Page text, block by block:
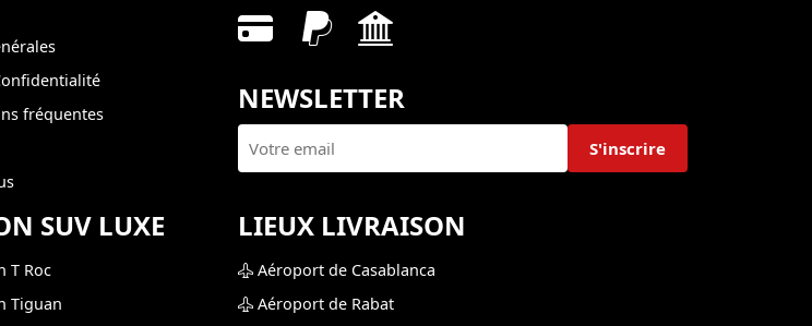
fréquentes
SUV LUXE
T Roc
Tiguan
NEWSLETTER
S'inscrire
LIEUX LIVRAISON
Aéroport de Casablanca
Aéroport de Rabat